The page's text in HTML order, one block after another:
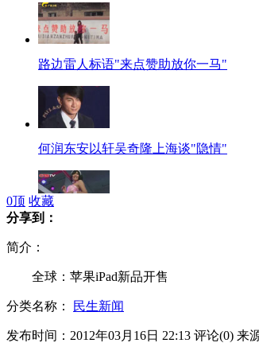
路边雷人标语"来点赞助放你一马"
何润东安以轩吴奇隆上海谈"隐情"
余文乐再执导MV 亲自演绎<泛滥>
0顶 收藏
分享到：
简介：
全球：苹果iPad新品开售
分类名称： 民生新闻
发布时间：2012年03月16日 22:13 评论(0) 来